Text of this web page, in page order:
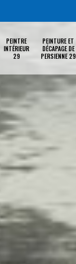
PEINTRE
INTÉRIEUR
29
PEINTURE ET
DÉCAPAGE DE
PERSIENNE 29